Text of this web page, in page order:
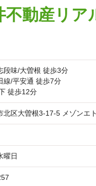
動産リア
段味/大曽根 徒歩3分
線/平安通 徒歩7分
徒歩12分
北区大曽根3-17-5 メゾンエ
曜日